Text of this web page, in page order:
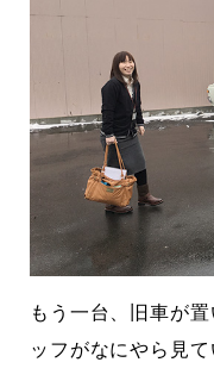
もう一台、旧車が
ッフがなにやら見て